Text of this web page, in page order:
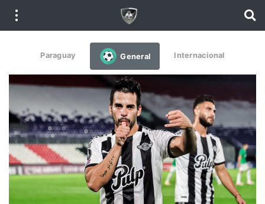
Paraguay General Internacional